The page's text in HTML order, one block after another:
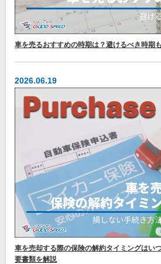
車を売るおすすめの時期は？避けるべき時期
2026.06.19
車を売却する際の保険の解約タイミングはい
要書類を解説